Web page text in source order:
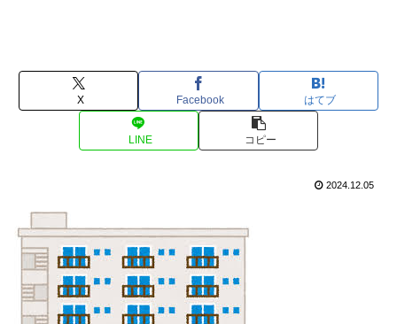
X Facebook はてブ
LINE コピー
2024.12.05